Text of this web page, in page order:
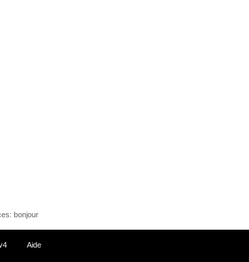
bonjour
Aide